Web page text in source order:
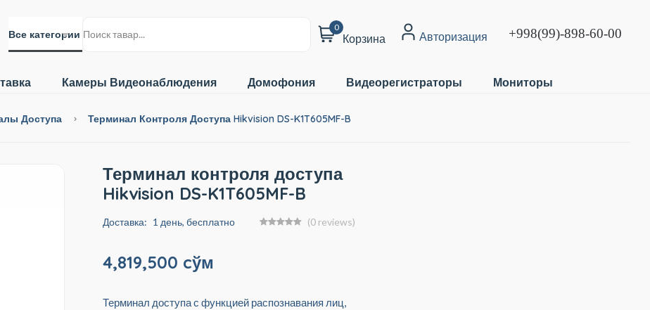
Все категории
0
Корзина Авторизация +998(99)-898-60-00
Камеры Видеонаблюдения Домофония Видеорегистраторы Мониторы
Доступа Терминал Контроля Доступа Hikvision DS-K1T605MF-B
Терминал контроля доступа
Hikvision DS-K1T605MF-B
Доставка: 1 день, бесплатно (0 reviews)
4,819,500 cўм
Терминал доступа с функцией распознавания лиц,